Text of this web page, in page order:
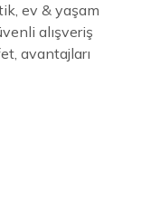
ev & yaşam
alışveriş
avantajları